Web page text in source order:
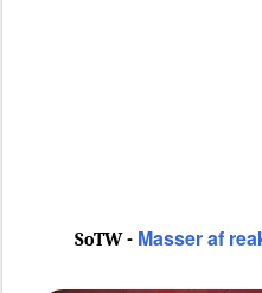
SoTW - Masser af